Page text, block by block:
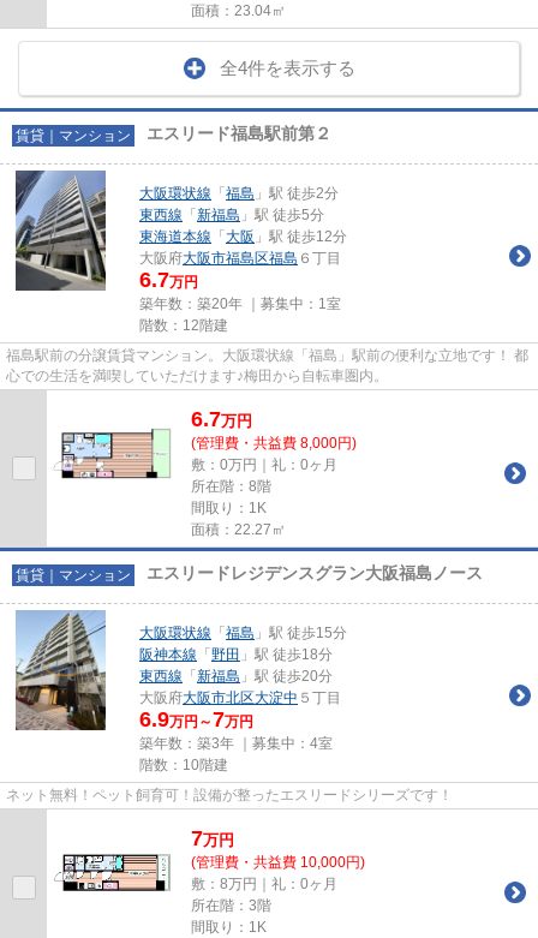
面積：23.04㎡
全4件を表示する
賃貸｜マンション エスリード福島駅前第２
大阪環状線 「 福島 」駅 徒歩2分
東西線 「 新福島 」駅 徒歩5分
東海道本線 「 大阪 」駅 徒歩12分
大阪府大阪市福島区福島 ６丁目
6.7万円
築年数：築20年 ｜募集中： 1室
階数：12階建
福島駅前の分譲賃貸マンション。大阪環状線「福島」駅前の便利な立地です！ 都
心での生活を満喫していただけます♪梅田から自転車圏内。
6.7万円
(管理費・共益費 8,000円)
敷：0万円｜礼：0ヶ月
所在階：8階
間取り：1K
面積：22.27㎡
賃貸｜マンション エスリードレジデンスグラン大阪福島ノース
大阪環状線 「 福島 」駅 徒歩15分
阪神本線 「 野田 」駅 徒歩18分
東西線 「 新福島 」駅 徒歩20分
大阪府大阪市北区大淀中 ５丁目
6.9万円～7万円
築年数：築3年 ｜募集中： 4室
階数：10階建
ネット無料！ペット飼育可！設備が整ったエスリードシリーズです！
7万円
(管理費・共益費 10,000円)
敷：8万円｜礼：0ヶ月
所在階：3階
間取り：1K